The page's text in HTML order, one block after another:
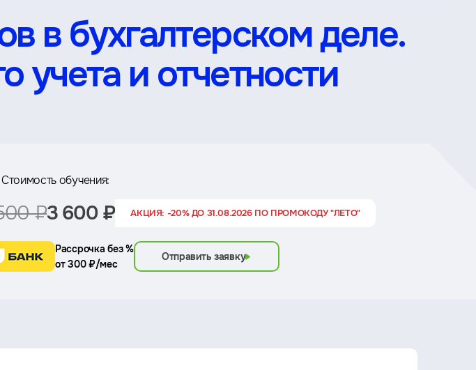
в бухгалтерском деле.
учета и отчетности
Стоимость обучения:
₽3 600 ₽ АКЦИЯ: -20% ДО 31.08.2026 ПО ПРОМОКОДУ "ЛЕТО"
Рассрочка без %
от 300 ₽/мес
Отправить заявку